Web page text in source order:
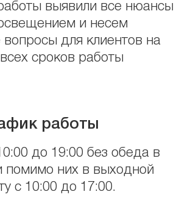
выявили все нюансы
и несем
вопросы для клиентов на
сроков работы
работы
до 19:00 без обеда в
помимо них в выходной
с 10:00 до 17:00.